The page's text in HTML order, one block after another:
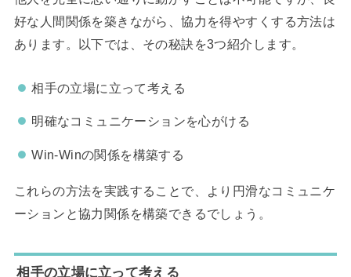
好な人間関係を築きながら、協力を得やすくする方法は
あります。以下では、その秘訣を3つ紹介します。
相手の立場に立って考える
明確なコミュニケーションを心がける
Win-Winの関係を構築する
これらの方法を実践することで、より円滑なコミュニケ
ーションと協力関係を構築できるでしょう。
相手の立場に立って考える